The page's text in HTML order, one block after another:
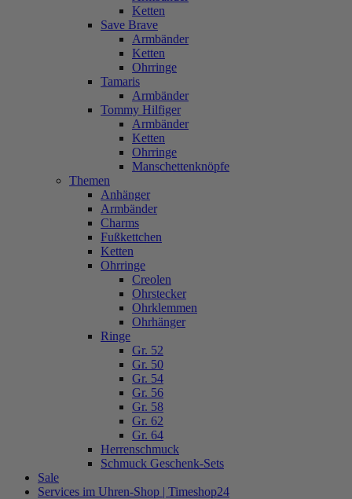
Ketten
Save Brave
Armbänder
Ketten
Ohrringe
Tamaris
Armbänder
Tommy Hilfiger
Armbänder
Ketten
Ohrringe
Manschettenknöpfe
Themen
Anhänger
Armbänder
Charms
Fußkettchen
Ketten
Ohrringe
Creolen
Ohrstecker
Ohrklemmen
Ohrhänger
Ringe
Gr. 52
Gr. 50
Gr. 54
Gr. 56
Gr. 58
Gr. 62
Gr. 64
Herrenschmuck
Schmuck Geschenk-Sets
Sale
Services im Uhren-Shop | Timeshop24